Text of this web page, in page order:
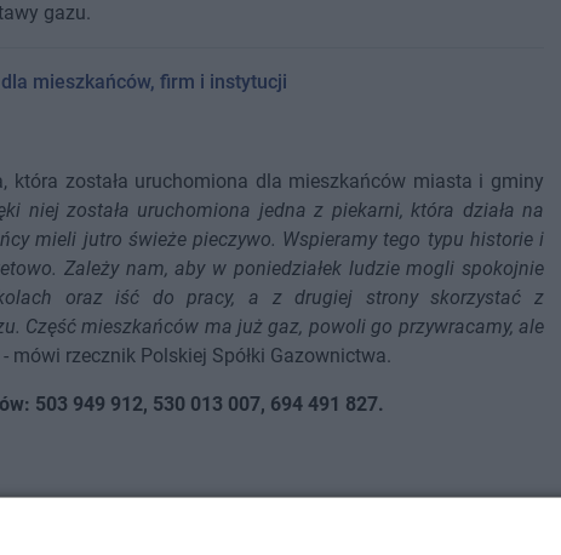
gazu.
mieszkańców, firm i instytucji
która została uruchomiona dla mieszkańców miasta i gminy
niej została uruchomiona jedna z piekarni, która działa na
mieli jutro świeże pieczywo. Wspieramy tego typu historie i
Zależy nam, aby w poniedziałek ludzie mogli spokojnie
oraz iść do pracy, a z drugiej strony skorzystać z
Część mieszkańców ma już gaz, powoli go przywracamy, ale
- mówi rzecznik Polskiej Spółki Gazownictwa.
503 949 912, 530 013 007, 694 491 827.